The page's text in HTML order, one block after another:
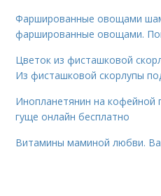
Фаршированные овощами
фаршированные овощами.
Цветок из фисташковой
Из фисташковой скорлупы
Инопланетянин на кофейной
гуще онлайн бесплатно
Витамины маминой любви.